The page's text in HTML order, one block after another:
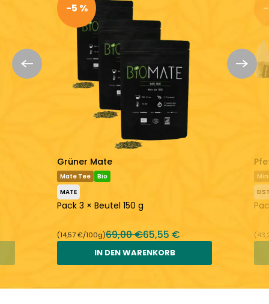
Entdecken Sie mehr: Biomaté Mate
-5 %
Grüner Mate
Mate Tee
Bio
MATE
Pack 3 × Beutel 150 g
(14,57 €/100g)69,00 €65,55 €
IN DEN WARENKORB